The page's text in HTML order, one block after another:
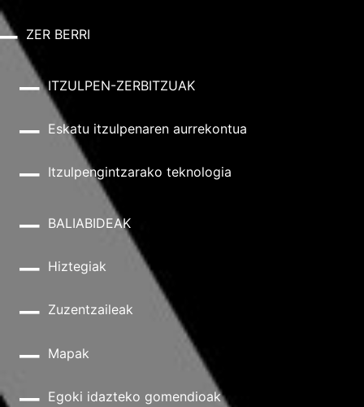
ZER BERRI
ITZULPEN-ZERBITZUAK
Eskatu itzulpenaren aurrekontua
Itzulpengintzarako teknologia
BALIABIDEAK
Hiztegiak
Zuzentzaileak
Mapak
Egoki idazteko gomendioak